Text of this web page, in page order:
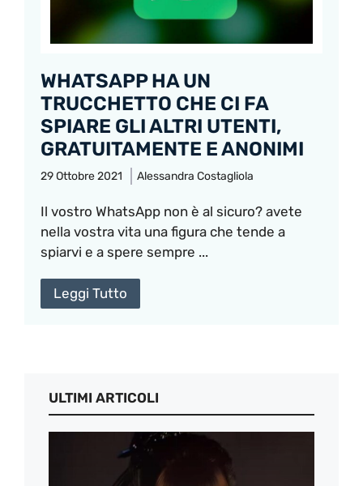
WHATSAPP HA UN
TRUCCHETTO CHE CI FA
SPIARE GLI ALTRI UTENTI,
GRATUITAMENTE E ANONIMI
29 Ottobre 2021 Alessandra Costagliola
Il vostro WhatsApp non è al sicuro? avete
nella vostra vita una figura che tende a
spiarvi e a spere sempre ...
Leggi Tutto
ULTIMI ARTICOLI